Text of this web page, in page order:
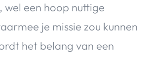
wel een hoop nuttige
je missie zou kunnen
het belang van een